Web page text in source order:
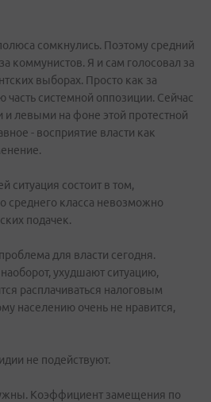
сомкнулись. Поэтому средний
коммунистов. Я и сам голосовал за
выборах. Просто как за
часть системной оппозиции. Сейчас
левыми на фоне этой протестной
- восприятие власти как
ситуация состоит в том,
среднего класса невозможно
подачек.
для власти сегодня.
ухудшают ситуацию,
расплачиваться налоговым
населению очень не нравится,
не подействуют.
Коэффициент замещения по